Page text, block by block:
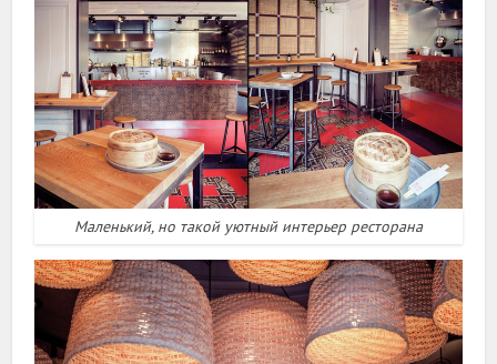
Маленький, но такой уютный интерьер ресторана